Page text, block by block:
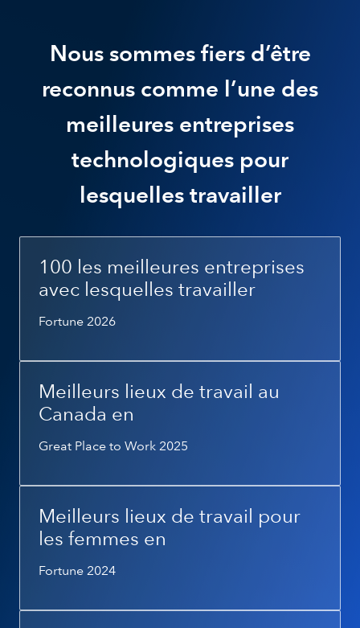
Nous sommes fiers d’être
reconnus comme l’une des
meilleures entreprises
technologiques pour
lesquelles travailler
100 les meilleures entreprises
avec lesquelles travailler
Fortune 2026
Meilleurs lieux de travail au
Canada en
Great Place to Work 2025
Meilleurs lieux de travail pour
les femmes en
Fortune 2024